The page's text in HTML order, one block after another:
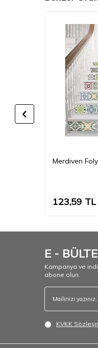
Merdiven
123,59 TL
E -
Kampanya ve
abone olun.
KVKK